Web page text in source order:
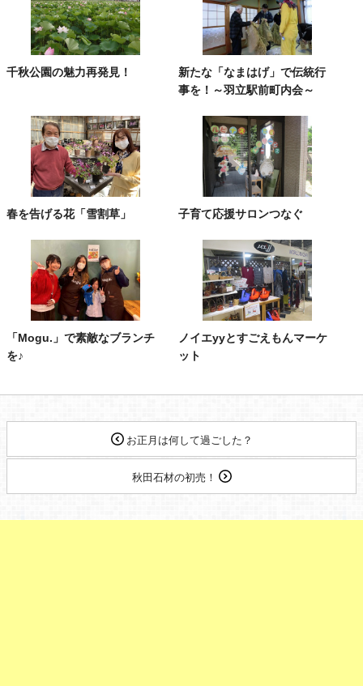
千秋公園の魅力再発見！
新たな「なまはげ」で伝統行
事を！～羽立駅前町内会～
春を告げる花「雪割草」 子育て応援サロンつなぐ
「Mogu.」で素敵なブランチ
を♪
ノイエyyとすごえもんマーケ
ット
お正月は何して過ごした？
秋田石材の初売！